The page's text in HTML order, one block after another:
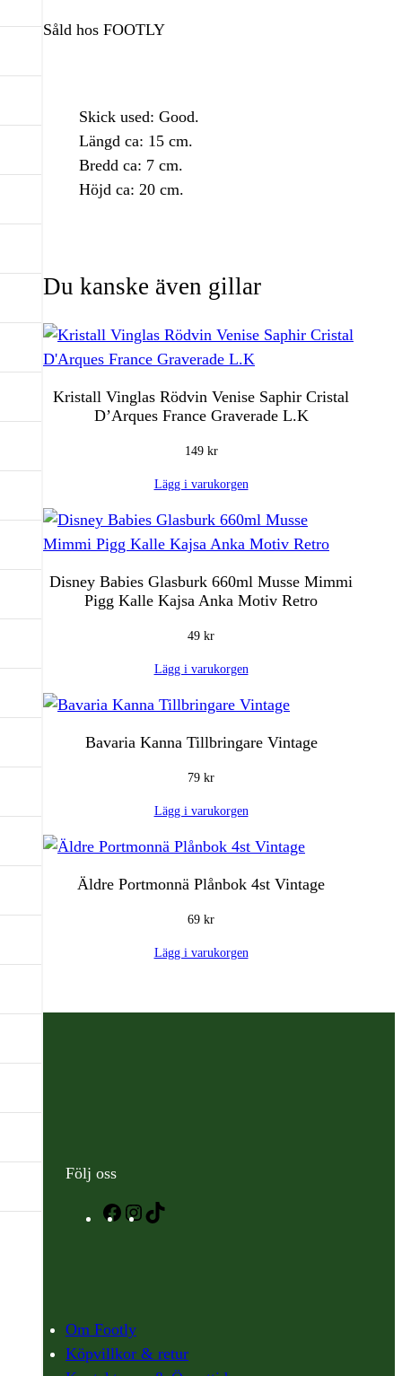
u
s
p
r
g
i
g
a
i
e
a
r
9
n
v
a
r
d
p
r
i
e
t
r
4
9
r
.
Såld hos FOOTLY
Skick used: Good.
Längd ca: 15 cm.
Bredd ca: 7 cm.
Höjd ca: 20 cm.
Du kanske även gillar
Kristall Vinglas Rödvin Venise Saphir Cristal
D’Arques France Graverade L.K
149 kr
Lägg i varukorgen
Disney Babies Glasburk 660ml Musse Mimmi
Pigg Kalle Kajsa Anka Motiv Retro
49 kr
Lägg i varukorgen
Bavaria Kanna Tillbringare Vintage
79 kr
Lägg i varukorgen
Äldre Portmonnä Plånbok 4st Vintage
69 kr
Lägg i varukorgen
Följ oss
Facebook
Instagram
Om Footly
Köpvillkor & retur